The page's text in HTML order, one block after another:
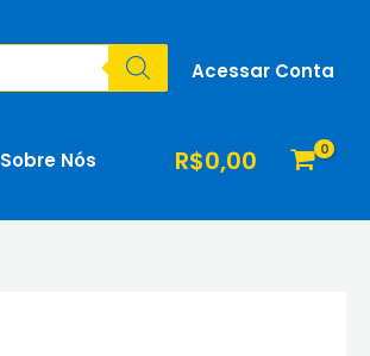
Acessar Conta
Sobre Nós R$0,00